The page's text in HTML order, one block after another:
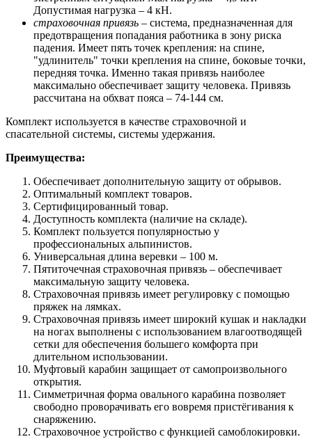
Допустимая нагрузка – 4 кН.
страховочная привязь – система, предназначенная для
предотвращения попадания работника в зону риска
падения. Имеет пять точек крепления: на спине,
"удлинитель" точки крепления на спине, боковые точки,
передняя точка. Именно такая привязь наиболее
максимально обеспечивает защиту человека. Привязь
рассчитана на обхват пояса – 74-144 см.
Комплект используется в качестве страховочной и
спасательной системы, системы удержания.
Преимущества:
Обеспечивает дополнительную защиту от обрывов.
Оптимальный комплект товаров.
Сертифицированный товар.
Доступность комплекта (наличие на складе).
Комплект пользуется популярностью у
профессиональных альпинистов.
Универсальная длина веревки – 100 м.
Пятиточечная страховочная привязь – обеспечивает
максимальную защиту человека.
Страховочная привязь имеет регулировку с помощью
пряжек на лямках.
Страховочная привязь имеет широкий кушак и накладки
на ногах выполнены с использованием влагоотводящей
сетки для обеспечения большего комфорта при
длительном использовании.
Муфтовый карабин защищает от самопроизвольного
открытия.
Симметричная форма овального карабина позволяет
свободно проворачивать его вовремя пристёгивания к
снаряжению.
Страховочное устройство с функцией самоблокировки.